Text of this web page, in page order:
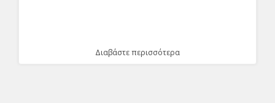
Διαβάστε περισσότερα